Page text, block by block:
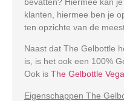
klanten, hiermee ben je
ten opzichte van de
Naast dat The Gelbottle
is, is het ook een 100%
Ook is The Gelbottle
Eigenschappen The